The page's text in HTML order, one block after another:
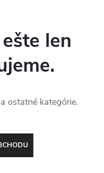
len
ostatné kategórie.